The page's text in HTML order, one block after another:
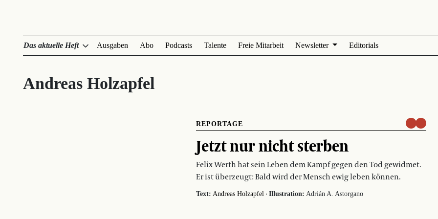
Das aktuelle Heft Ausgaben Abo Podcasts Talente Freie Mitarbeit Newsletter Editorials
Andreas Holzapfel
REPORTAGE
Jetzt nur nicht sterben
Felix Werth hat sein Leben dem Kampf gegen den Tod gewidmet.
Er ist überzeugt: Bald wird der Mensch ewig leben können.
Text: Andreas Holzapfel· Illustration: Adrián A. Astorgano